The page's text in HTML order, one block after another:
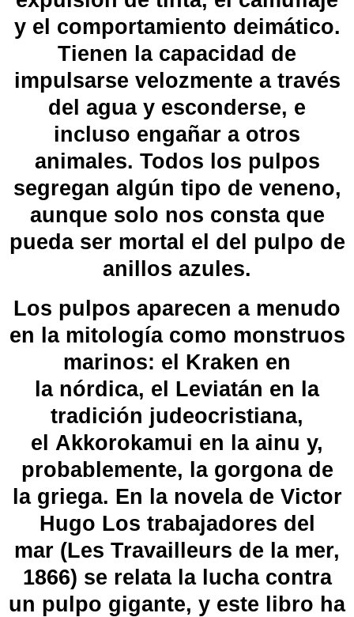
y el comportamiento deimático.
Tienen la capacidad de
impulsarse velozmente a través
del agua y esconderse, e
incluso engañar a otros
animales. Todos los pulpos
segregan algún tipo de veneno,
aunque solo nos consta que
pueda ser mortal el del pulpo de
anillos azules.
Los pulpos aparecen a menudo
en la mitologíacomo monstruos
marinos: el Kraken en
la nórdica, el Leviatán en la
tradición judeocristiana,
el Akkorokamui en la ainu y,
probablemente, la gorgonade
la griega. En la novela de Victor
Hugo Los trabajadores del
mar (Les Travailleurs de la mer,
1866) se relata la lucha contra
un pulpo gigante, y este libro ha